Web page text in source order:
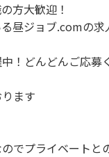
方大歓迎！
昼ジョブ.comの求
！どんどんご応募
ます
でプライベートと